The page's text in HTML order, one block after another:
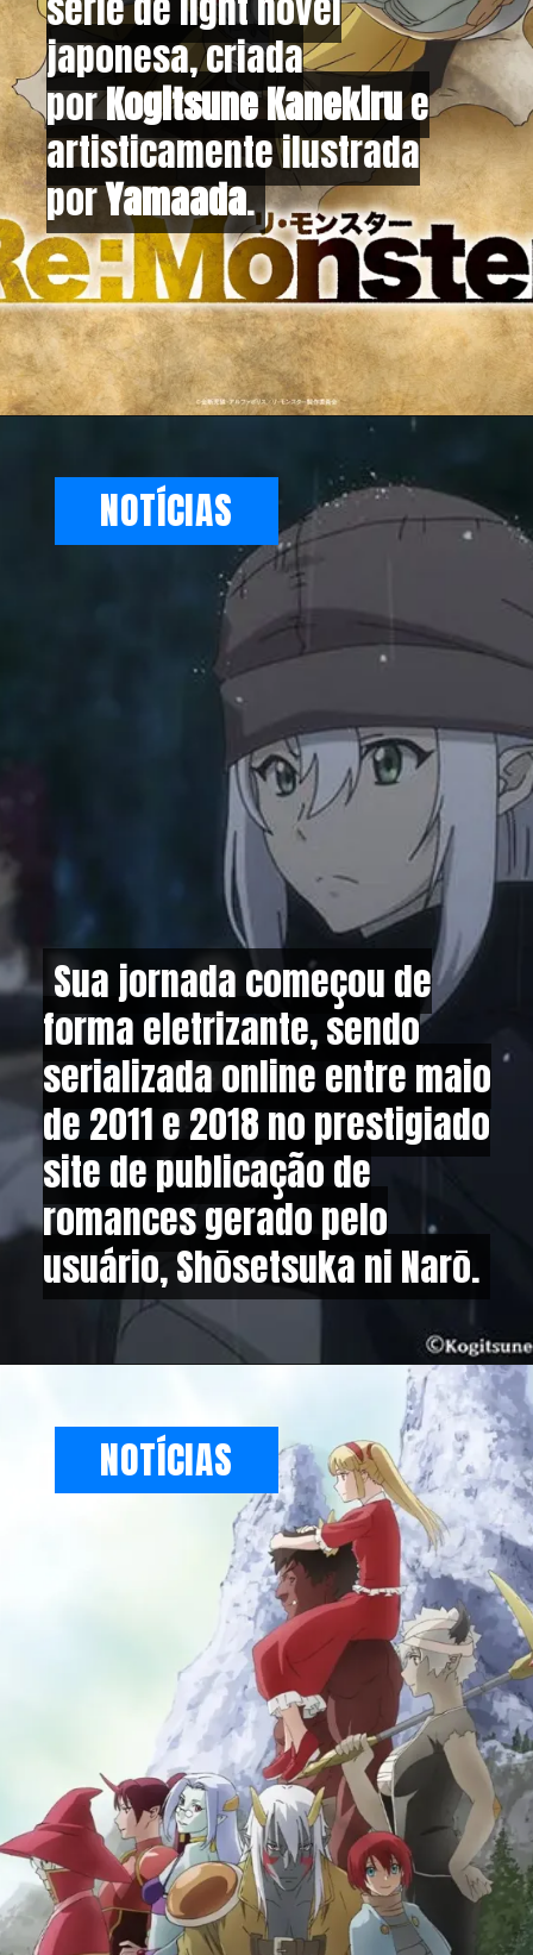
japonesa, criada
porKogitsune Kanekirue
artisticamente ilustrada
porYamaada.
japonesa, criada
porKogitsune Kanekirue
artisticamente ilustrada
porYamaada.
Sua jornada começou de
forma eletrizante, sendo
serializada online entre maio
de 2011 e 2018 no prestigiado
site de publicação de
romances gerado pelo
usuário, Shōsetsuka ni Narō.
Sua jornada começou de
forma eletrizante, sendo
serializada online entre maio
de 2011 e 2018 no prestigiado
site de publicação de
romances gerado pelo
usuário, Shōsetsuka ni Narō.
NOTÍCIAS
NOTÍCIAS